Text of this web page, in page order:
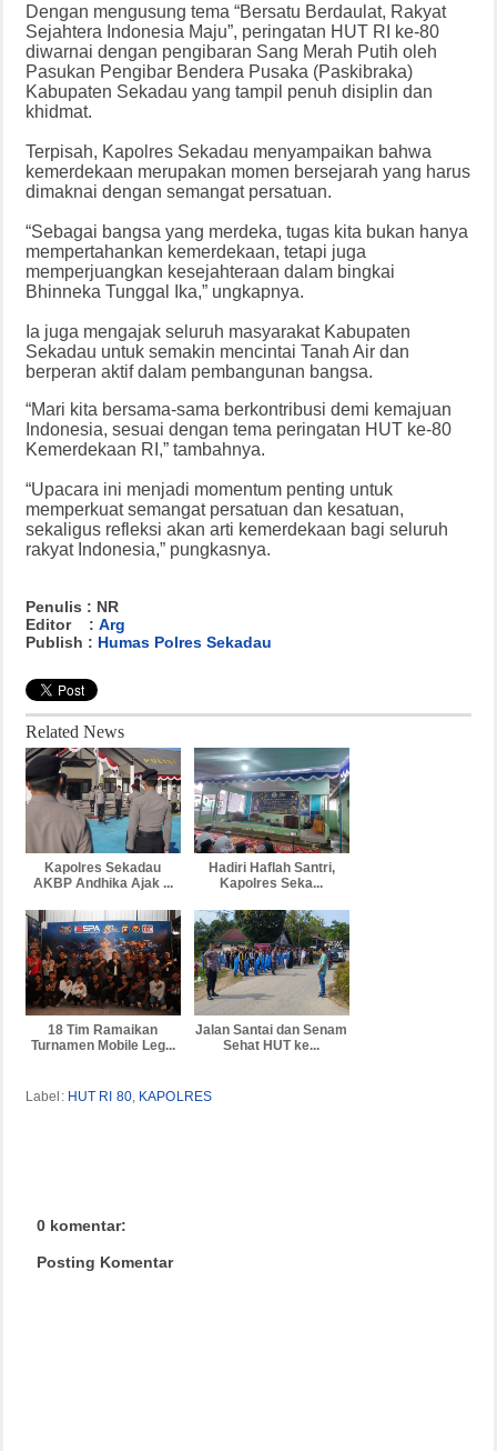
Dengan mengusung tema “Bersatu Berdaulat, Rakyat
Sejahtera Indonesia Maju”, peringatan HUT RI ke-80
diwarnai dengan pengibaran Sang Merah Putih oleh
Pasukan Pengibar Bendera Pusaka (Paskibraka)
Kabupaten Sekadau yang tampil penuh disiplin dan
khidmat.
Terpisah, Kapolres Sekadau menyampaikan bahwa
kemerdekaan merupakan momen bersejarah yang harus
dimaknai dengan semangat persatuan.
“Sebagai bangsa yang merdeka, tugas kita bukan hanya
mempertahankan kemerdekaan, tetapi juga
memperjuangkan kesejahteraan dalam bingkai
Bhinneka Tunggal Ika,” ungkapnya.
Ia juga mengajak seluruh masyarakat Kabupaten
Sekadau untuk semakin mencintai Tanah Air dan
berperan aktif dalam pembangunan bangsa.
“Mari kita bersama-sama berkontribusi demi kemajuan
Indonesia, sesuai dengan tema peringatan HUT ke-80
Kemerdekaan RI,” tambahnya.
“Upacara ini menjadi momentum penting untuk
memperkuat semangat persatuan dan kesatuan,
sekaligus refleksi akan arti kemerdekaan bagi seluruh
rakyat Indonesia,” pungkasnya.
Penulis : NR
Editor : Arg
Publish : Humas Polres Sekadau
Related News
Kapolres Sekadau
AKBP Andhika Ajak ...
Hadiri Haflah Santri,
Kapolres Seka...
18 Tim Ramaikan
Turnamen Mobile Leg...
Jalan Santai dan Senam
Sehat HUT ke...
Label: HUT RI 80, KAPOLRES
0 komentar:
Posting Komentar